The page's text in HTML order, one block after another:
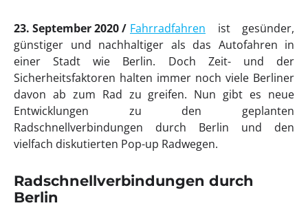
23. September 2020 Fahrradfahren ist gesünder,
günstiger und nachhaltiger als das Autofahren in
einer Stadt wie Berlin. Doch Zeit- und der
Sicherheitsfaktoren halten immer noch viele Berliner
davon ab zum Rad zu greifen. Nun gibt es neue
Entwicklungen zu den geplanten
Radschnellverbindungen durch Berlin und den
vielfach diskutierten Pop-up Radwegen.
Radschnellverbindungen durch
Berlin